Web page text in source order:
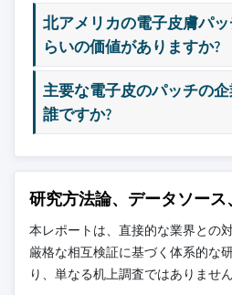
10.4.3 日本
10.4.4 韓国
10.4.5 ANZ
10.4.6 アジア太平洋そ
10.5 ラテンアメリカ
10.5.3 ラテンアメリ
10.6.1 アラブ首長国連
10.6.2 南アフリカ
11.13 ライフサイナルズ
11.14 メドトロニック
11.15 スコットケア
11.16 シアーズ・テクノ
11.17 センスオニクス
11.19 バイタルコネクト
11.20 ビバルンク
主要な競合他社が見当た
このレポートに掲載され
れたものであり、競合全
北アメリカの電子皮膚パ
らいの価値がありますか?
主要な電子皮のパッチの
誰ですか?
研究方法論、データソー
本レポートは、直接的な業界との
厳格な相互検証に基づく体系的な
り、単なる机上調査ではありません